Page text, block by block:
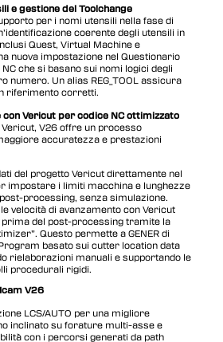
e gestione del Toolchange
per i nomi utensili nella fase di
coerente degli utensili in
Quest, Virtual Machine e
nuova impostazione nel Questionario
che si basano sui nomi logici degli
numero. Un alias REG_TOOL assicura
riferimento corretti.
Vericut per codice NC ottimizzato
V26 offre un processo
accuratezza e prestazioni
del progetto Vericut direttamente nel
impostare i limiti macchina e lunghezze
processing, senza simulazione.
velocità di avanzamento con Vericut
del post-processing tramite la
Questo permette a GENER di
basato sui cutter location data
rielaborazioni manuali e supportando le
procedurali rigidi.
V26
LCS/AUTO per una migliore
inclinato su forature multi-asse e
con i percorsi generati da path